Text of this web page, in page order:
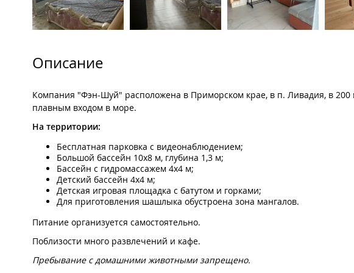
Описание
Компания "Фэн-Шуй" расположена в Приморском крае, в п. Ливадия, в 200
плавным входом в море.
На территории:
Бесплатная парковка с видеонаблюдением;
Большой бассейн 10х8 м, глубина 1,3 м;
Бассейн с гидромассажем 4х4 м;
Детский бассейн 4х4 м;
Детская игровая площадка с батутом и горками;
Для приготовления шашлыка обустроена зона мангалов.
Питание организуется самостоятельно.
Поблизости много развлечений и кафе.
​Пребывание с домашними животными запрещено.